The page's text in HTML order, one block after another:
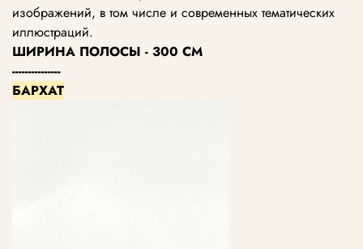
изображений, в том числе и современных тематических
иллюстраций.
ШИРИНА ПОЛОСЫ - 300 СМ
---------------
БАРХАТ